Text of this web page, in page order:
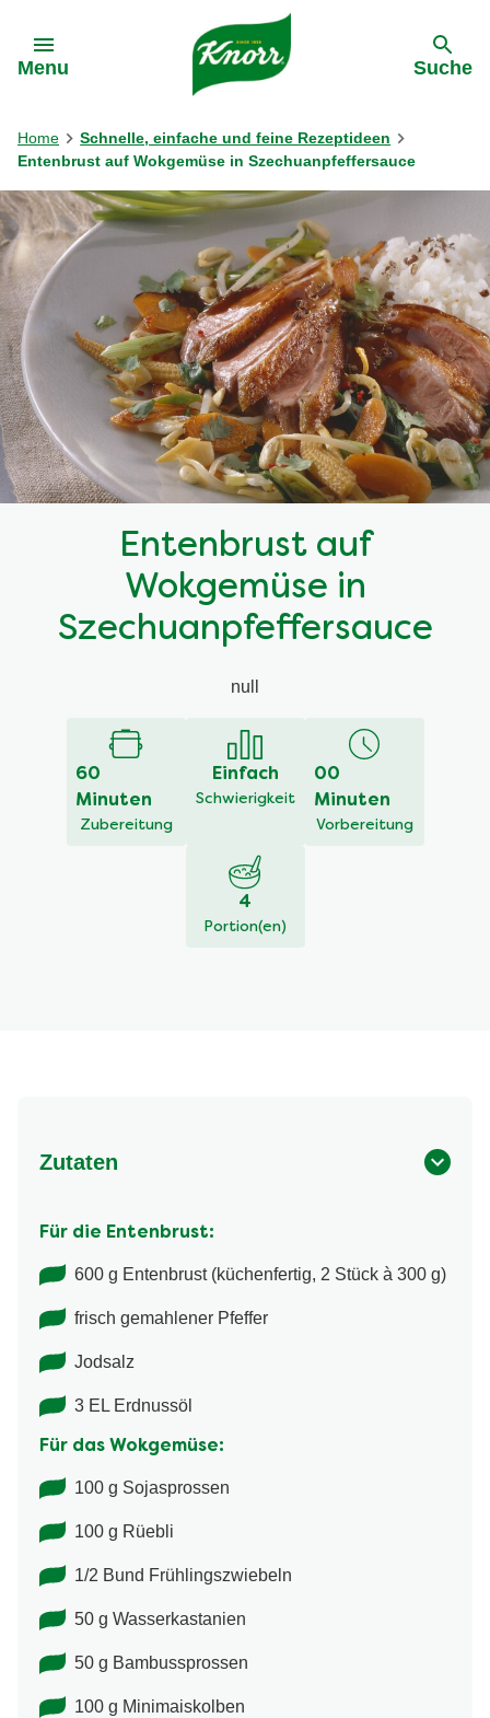
Menu Suche
Home
Schnelle, einfache und feine Rezeptideen
Entenbrust auf Wokgemüse in Szechuanpfeffersauce
Entenbrust auf
Wokgemüse in
Szechuanpfeffersauce
null
60
Minuten
Zubereitung
Einfach
Schwierigkeit
00
Minuten
Vorbereitung
4
Portion(en)
Zutaten
Für die Entenbrust:
600 g Entenbrust (küchenfertig, 2 Stück à 300 g)
frisch gemahlener Pfeffer
Jodsalz
3 EL Erdnussöl
Für das Wokgemüse:
100 g Sojasprossen
100 g Rüebli
1/2 Bund Frühlingszwiebeln
50 g Wasserkastanien
50 g Bambussprossen
100 g Minimaiskolben